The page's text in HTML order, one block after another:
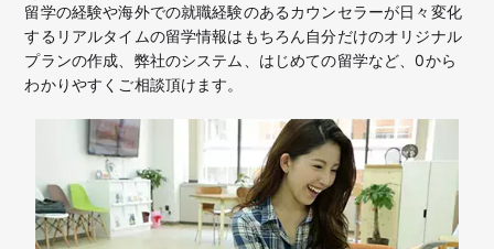
留学の経験や海外での就職経験のあるカウンセラーが日々変化
するリアルタイムの留学情報はもちろん自分だけのオリジナル
プランの作成、弊社のシステム、はじめての留学など、0から
わかりやすくご相談頂けます。